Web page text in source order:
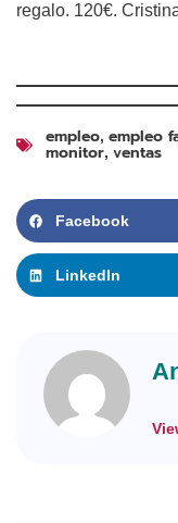
regalo. 120€.
empleo, empleo
monitor, ventas
Facebook
LinkedIn